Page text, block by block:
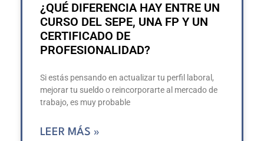
¿QUÉ DIFERENCIA HAY ENTRE UN
CURSO DEL SEPE, UNA FP Y UN
CERTIFICADO DE
PROFESIONALIDAD?
Si estás pensando en actualizar tu perfil laboral,
mejorar tu sueldo o reincorporarte al mercado de
trabajo, es muy probable
LEER MÁS »